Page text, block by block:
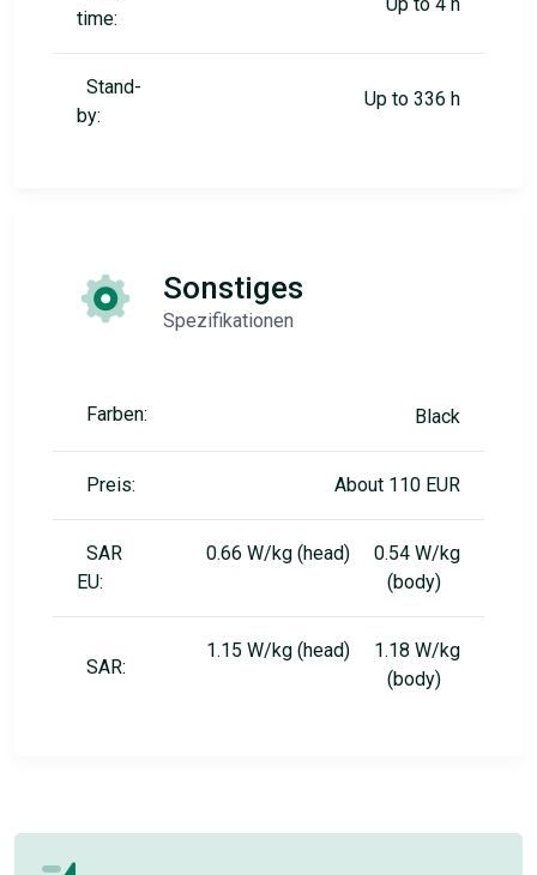
time:
Stand-
by:
Up to 336 h
Sonstiges
Spezifikationen
Farben: Black
Preis: About 110 EUR
SAR
EU:
0.66 W/kg (head) 0.54 W/kg
(body)
SAR:
1.15 W/kg (head) 1.18 W/kg
(body)